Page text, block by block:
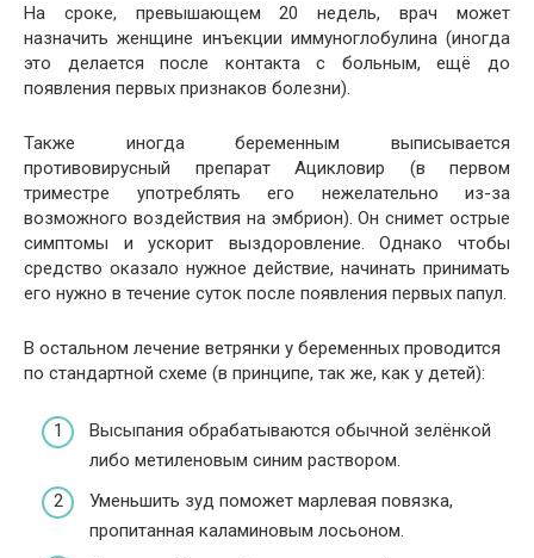
На сроке, превышающем 20 недель, врач может
назначить женщине инъекции иммуноглобулина (иногда
это делается после контакта с больным, ещё до
появления первых признаков болезни).
Также иногда беременным выписывается
противовирусный препарат Ацикловир (в первом
триместре употреблять его нежелательно из-за
возможного воздействия на эмбрион). Он снимет острые
симптомы и ускорит выздоровление. Однако чтобы
средство оказало нужное действие, начинать принимать
его нужно в течение суток после появления первых папул.
В остальном лечение ветрянки у беременных проводится
по стандартной схеме (в принципе, так же, как у детей):
Высыпания обрабатываются обычной зелёнкой
либо метиленовым синим раствором.
Уменьшить зуд поможет марлевая повязка,
пропитанная каламиновым лосьоном.